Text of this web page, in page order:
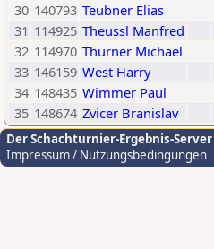
30 140793 Teubner Elias
31 114925 Theussl Manfred
32 114970 Thurner Michael
33 146159 West Harry
34 148435 Wimmer Paul
35 148674 Zvicer Branislav
Der Schachturnier-Ergebnis-Server
Impressum / Nutzungsbedingungen